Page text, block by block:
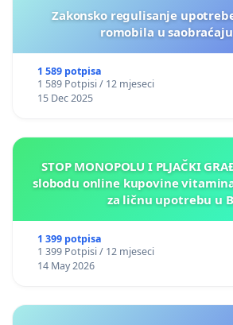
Zakonsko regulisanje
romobila u
1 589 potpisa
1 589 Potpisi / 12 mjeseci
15 Dec 2025
STOP MONOPOLU I PLJAČKI
slobodu online kupovine
za ličnu upotrebu u
1 399 potpisa
1 399 Potpisi / 12 mjeseci
14 May 2026